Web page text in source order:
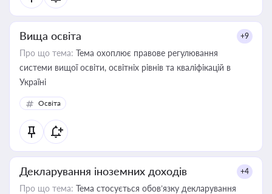
Вища освіта +9
Про що тема: Тема охоплює правове регулювання
системи вищої освіти, освітніх рівнів та кваліфікацій в
Україні
Освіта
Декларування іноземних доходів +4
Про що тема: Тема стосується обов’язку декларування